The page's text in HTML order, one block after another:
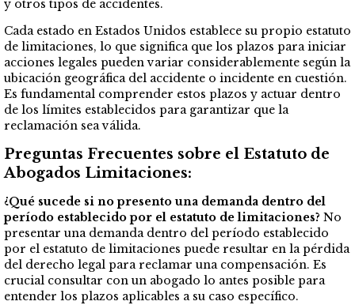
y otros tipos de accidentes.
Cada estado en Estados Unidos establece su propio estatuto
de limitaciones, lo que significa que los plazos para iniciar
acciones legales pueden variar considerablemente según la
ubicación geográfica del accidente o incidente en cuestión.
Es fundamental comprender estos plazos y actuar dentro
de los límites establecidos para garantizar que la
reclamación sea válida.
Preguntas Frecuentes sobre el Estatuto de
Abogados Limitaciones:
¿Qué sucede si no presento una demanda dentro del
período establecido por el estatuto de limitaciones? No
presentar una demanda dentro del período establecido
por el estatuto de limitaciones puede resultar en la pérdida
del derecho legal para reclamar una compensación. Es
crucial consultar con un abogado lo antes posible para
entender los plazos aplicables a su caso específico.